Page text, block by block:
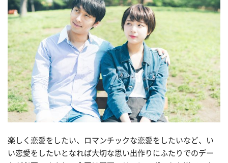
楽しく恋愛をしたい、ロマンチックな恋愛をしたいなど、い
い恋愛をしたいとなれば大切な思い出作りにふたりでのデー